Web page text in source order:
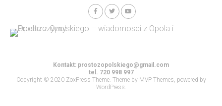
Kontakt: prostozopolskiego@gmail.com
tel. 720 998 997
Copyright © 2020 ZoxPress Theme. Theme by MVP Themes, powered by
WordPress.